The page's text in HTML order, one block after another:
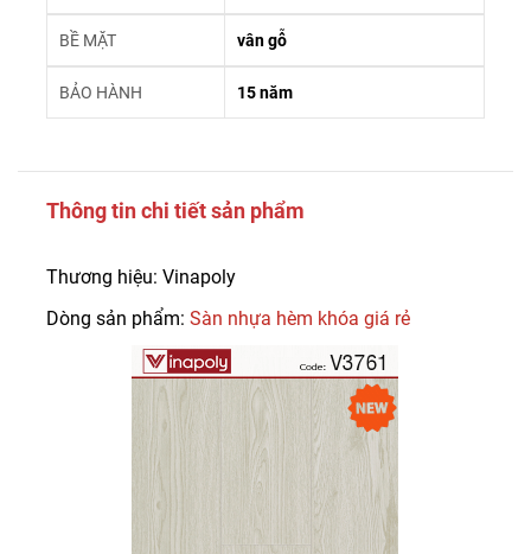
BỀ MẶT vân gỗ
BẢO HÀNH 15 năm
Thông tin chi tiết sản phẩm
Thương hiệu: Vinapoly
Dòng sản phẩm: Sàn nhựa hèm khóa giá rẻ